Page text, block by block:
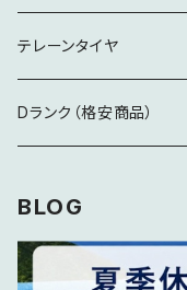
17インチ
18インチ
20インチ
17インチ
18インチ
20インチ
19インチ
テレーンタイヤ
18インチ
Dランク（格安商品）
特記事項要確認
BLOG